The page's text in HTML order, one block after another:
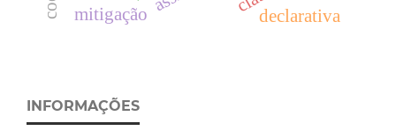
mitigação declarativa
INFORMAÇÕES